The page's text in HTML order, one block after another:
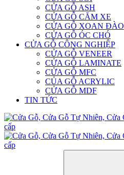
CỬA GỖ ASH
CỬA GỖ CĂM XE
CỬA GỖ XOAN ĐÀO
CỬA GỖ ÓC CHÓ
CỬA GỖ CÔNG NGHIỆP
CỬA GỖ VENEER
CỬA GỖ LAMINATE
CỬA GỖ MFC
CỦA GỖ ACRYLIC
CỬA GỖ MDF
TIN TỨC